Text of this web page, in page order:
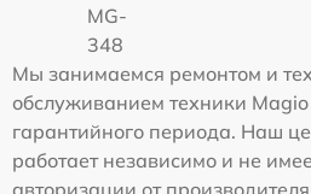
MG-
348
Мы занимаемся ремонтом и
обслуживанием техники
гарантийного периода. Наш
работает независимо и не
авторизации от